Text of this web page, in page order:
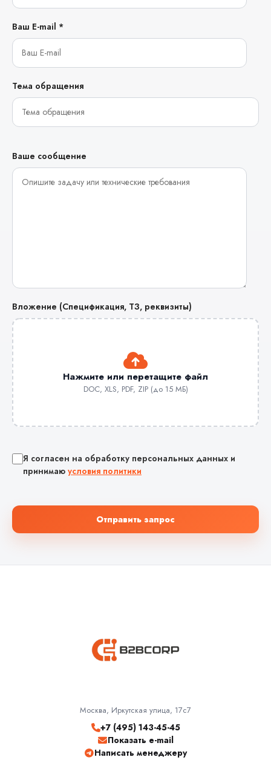
Ваш E-mail *
Тема обращения
Ваше сообщение
Вложение (Спецификация, ТЗ, реквизиты)
Нажмите или перетащите файл
DOC, XLS, PDF, ZIP (до 15 МБ)
Я согласен на обработку персональных данных и
принимаю условия политики
Отправить запрос
Москва, Иркутская улица, 17с7
+7 (495) 143-45-45
Показать e-mail
Написать менеджеру